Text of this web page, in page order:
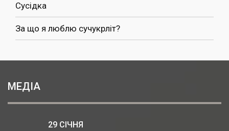
Сусідка
За що я люблю сучукрліт?
МЕДІА
29 СІЧНЯ